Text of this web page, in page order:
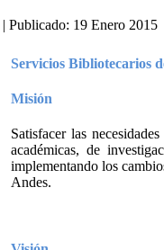
| Publicado: 19 Enero 2015
Servicios Bibliotecarios
Misión
Satisfacer las
académicas, de
implementando los
Andes.